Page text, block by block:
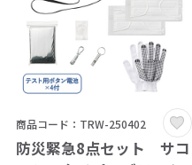
商品コード：TRW-250402
防災緊急8点セット サコ